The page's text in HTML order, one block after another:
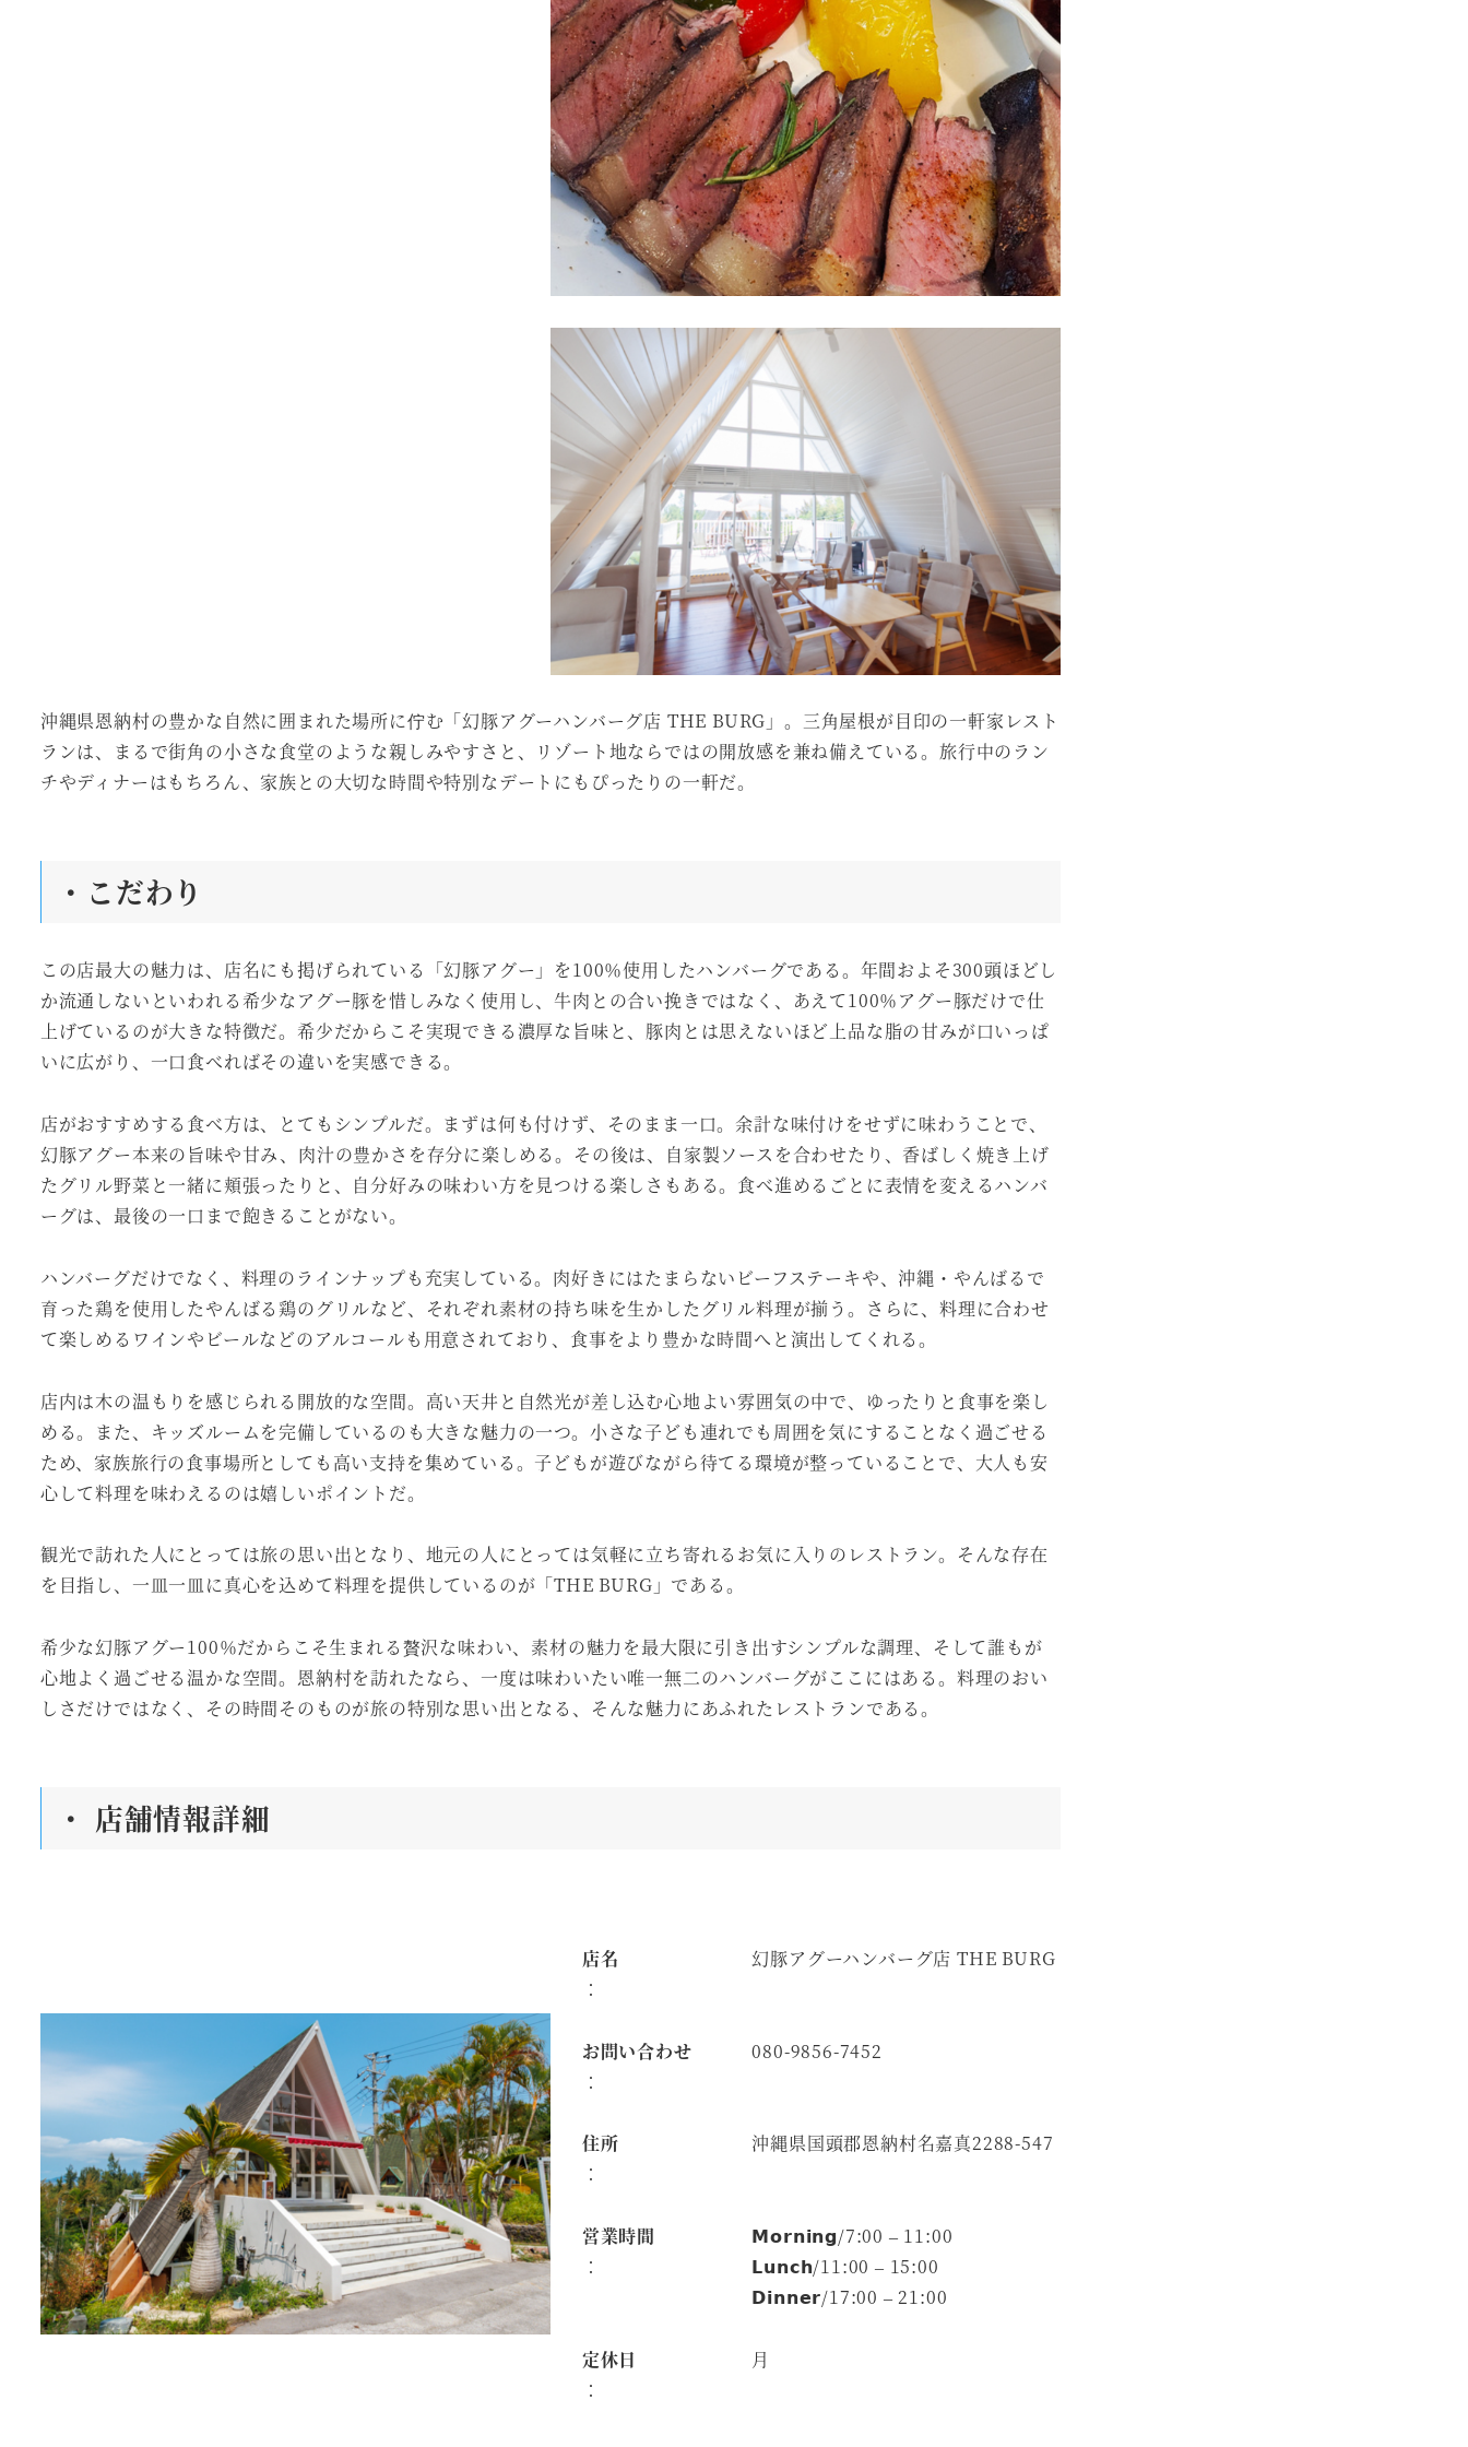
沖縄県恩納村の豊かな自然に囲まれた場所に佇む「幻豚アグーハンバーグ店 THE BURG」。三角屋根が目印の一軒家レスト
ランは、まるで街角の小さな食堂のような親しみやすさと、リゾート地ならではの開放感を兼ね備えている。旅行中のラン
チやディナーはもちろん、家族との大切な時間や特別なデートにもぴったりの一軒だ。
・こだわり
この店最大の魅力は、店名にも掲げられている「幻豚アグー」を100％使用したハンバーグである。年間およそ300頭ほどし
か流通しないといわれる希少なアグー豚を惜しみなく使用し、牛肉との合い挽きではなく、あえて100％アグー豚だけで仕
上げているのが大きな特徴だ。希少だからこそ実現できる濃厚な旨味と、豚肉とは思えないほど上品な脂の甘みが口いっぱ
いに広がり、一口食べればその違いを実感できる。
店がおすすめする食べ方は、とてもシンプルだ。まずは何も付けず、そのまま一口。余計な味付けをせずに味わうことで、
幻豚アグー本来の旨味や甘み、肉汁の豊かさを存分に楽しめる。その後は、自家製ソースを合わせたり、香ばしく焼き上げ
たグリル野菜と一緒に頬張ったりと、自分好みの味わい方を見つける楽しさもある。食べ進めるごとに表情を変えるハンバ
ーグは、最後の一口まで飽きることがない。
ハンバーグだけでなく、料理のラインナップも充実している。肉好きにはたまらないビーフステーキや、沖縄・やんばるで
育った鶏を使用したやんばる鶏のグリルなど、それぞれ素材の持ち味を生かしたグリル料理が揃う。さらに、料理に合わせ
て楽しめるワインやビールなどのアルコールも用意されており、食事をより豊かな時間へと演出してくれる。
店内は木の温もりを感じられる開放的な空間。高い天井と自然光が差し込む心地よい雰囲気の中で、ゆったりと食事を楽し
める。また、キッズルームを完備しているのも大きな魅力の一つ。小さな子ども連れでも周囲を気にすることなく過ごせる
ため、家族旅行の食事場所としても高い支持を集めている。子どもが遊びながら待てる環境が整っていることで、大人も安
心して料理を味わえるのは嬉しいポイントだ。
観光で訪れた人にとっては旅の思い出となり、地元の人にとっては気軽に立ち寄れるお気に入りのレストラン。そんな存在
を目指し、一皿一皿に真心を込めて料理を提供しているのが「THE BURG」である。
希少な幻豚アグー100％だからこそ生まれる贅沢な味わい、素材の魅力を最大限に引き出すシンプルな調理、そして誰もが
心地よく過ごせる温かな空間。恩納村を訪れたなら、一度は味わいたい唯一無二のハンバーグがここにはある。料理のおい
しさだけではなく、その時間そのものが旅の特別な思い出となる、そんな魅力にあふれたレストランである。
・ 店舗情報詳細
店名
：
幻豚アグーハンバーグ店 THE BURG
お問い合わせ
：
080-9856-7452
住所
：
沖縄県国頭郡恩納村名嘉真2288-547
営業時間
：
𝗠𝗼𝗿𝗻𝗶𝗻𝗴/7:00 – 11:00
𝗟𝘂𝗻𝗰𝗵/11:00 – 15:00
𝗗𝗶𝗻𝗻𝗲𝗿/17:00 – 21:00
定休日
：
月